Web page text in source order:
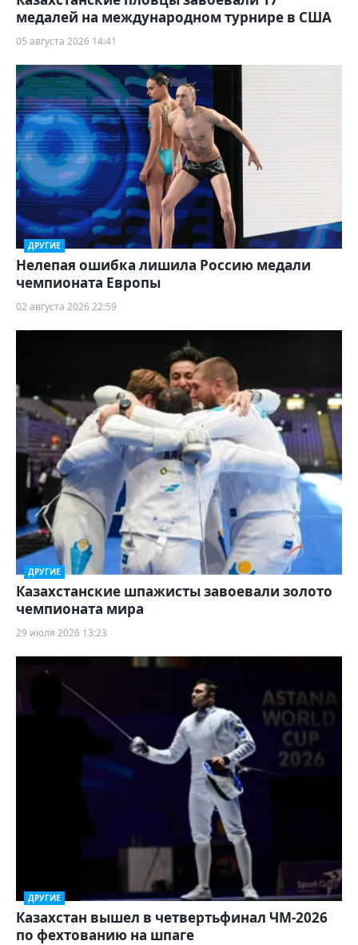
медалей на международном турнире в США
05 августа 2026 14:41
ДРУГИЕ
Нелепая ошибка лишила Россию медали
чемпионата Европы
02 августа 2026 22:59
ДРУГИЕ
Казахстанские шпажисты завоевали золото
чемпионата мира
29 июля 2026 13:23
ДРУГИЕ
Казахстан вышел в четвертьфинал ЧМ-2026
по фехтованию на шпаге